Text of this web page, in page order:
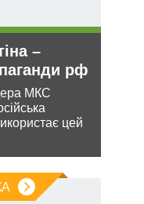
–
рф
МКС
цей